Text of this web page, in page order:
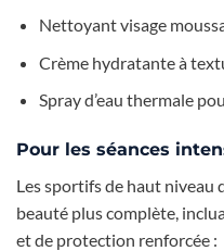
Nettoyant visage
Crème hydratante à
Spray d’eau thermale
Pour les séances
Les sportifs de haut
beauté plus complète,
et de protection renforcée :